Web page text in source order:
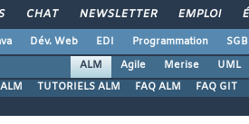
CHAT NEWSLETTER EMPLOI
Dév. Web EDI Programmation
ALM
Agile Merise
UML
TUTORIELS ALM FAQ ALM FAQ GIT